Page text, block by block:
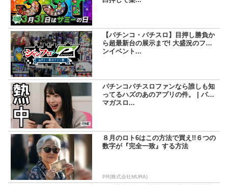
【パチンコ・パチスロ】目押し勝負か
ら超最新台の展示まで! 大盛況のファ
ンイベント...
パチンコパチスロファンなら誰しも知
ってるハズのあのアプリの件。 | パチ
マガスロ...
８月のロト6はこの方法で買え!!６つの
数字が『完全一致』する方法
PR(株式会社MURA)